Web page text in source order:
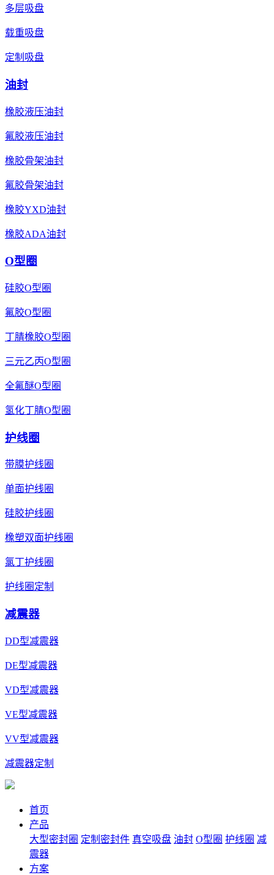
多层吸盘
载重吸盘
定制吸盘
油封
橡胶液压油封
氟胶液压油封
橡胶骨架油封
氟胶骨架油封
橡胶YXD油封
橡胶ADA油封
O型圈
硅胶O型圈
氟胶O型圈
丁腈橡胶O型圈
三元乙丙O型圈
全氟醚O型圈
氢化丁腈O型圈
护线圈
带膜护线圈
单面护线圈
硅胶护线圈
橡塑双面护线圈
氯丁护线圈
护线圈定制
减震器
DD型减震器
DE型减震器
VD型减震器
VE型减震器
VV型减震器
减震器定制
首页
产品
大型密封圈 定制密封件 真空吸盘 油封 O型圈 护线圈 减
震器
方案